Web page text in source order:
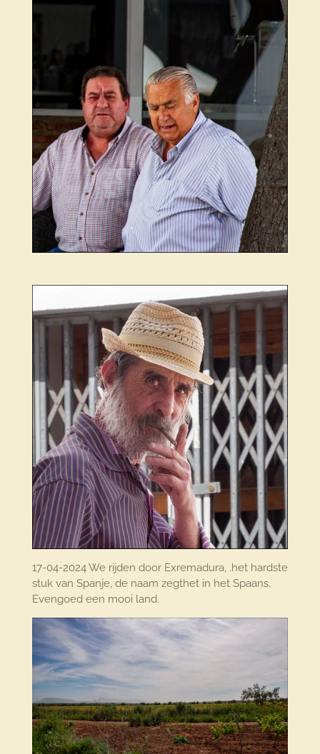
17-04-2024 We rijden door Exremadura, .het hardste
stuk van Spanje, de naam zegthet in het Spaans.
Evengoed een mooi land.